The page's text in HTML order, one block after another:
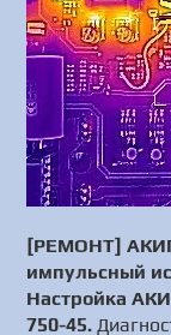
[РЕМОНТ]
импульсный
Настройка
750-45.